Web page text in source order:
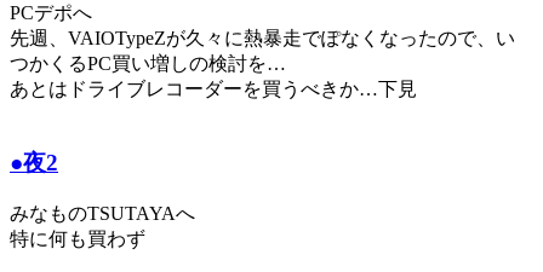
PCデポへ
先週、VAIOTypeZが久々に熱暴走でぽなくなったので、い
つかくるPC買い増しの検討を…
あとはドライブレコーダーを買うべきか…下見
●夜2
みなものTSUTAYAへ
特に何も買わず